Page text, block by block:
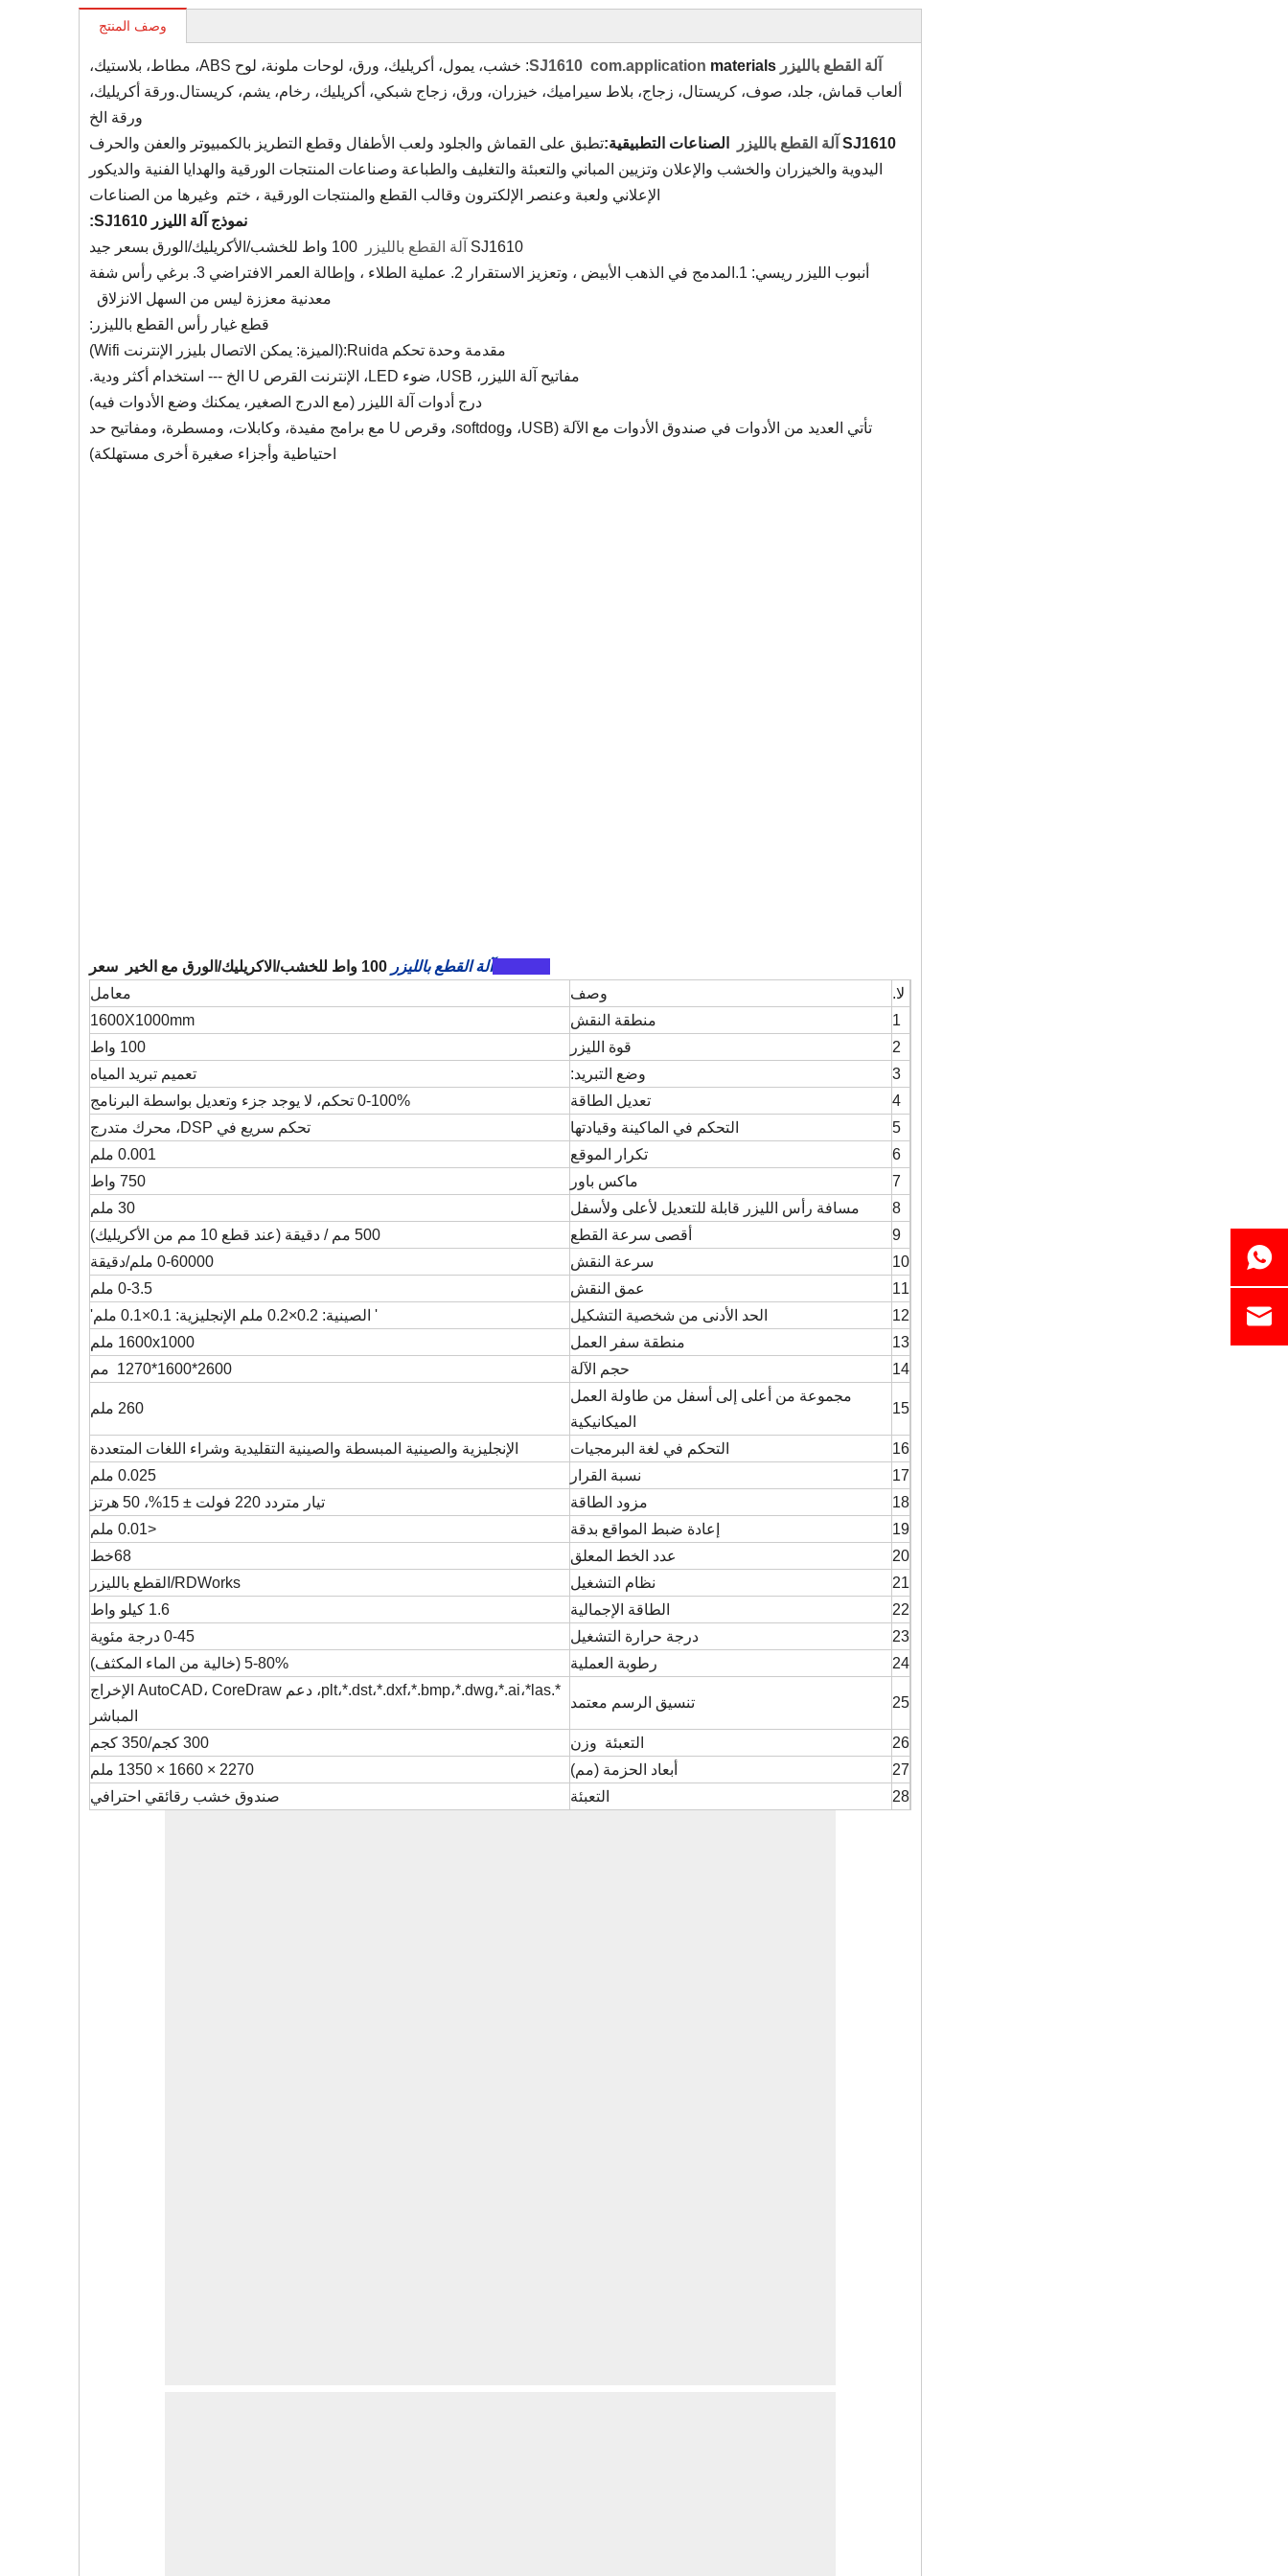
وصف المنتج
آلة القطع بالليزر SJ1610 com.application materials
: خشب، يمول، أكريليك، ورق، لوحات ملونة، لوح ABS، مطاط، بلاستيك،
ألعاب قماش، جلد، صوف، كريستال، زجاج، بلاط سيراميك، خيزران، ورق، زجاج شبكي، أكريليك، رخام، يشم، كريستال.ورقة أكريليك،
ورقة الخ
SJ1610 آلة القطع بالليزر الصناعات التطبيقية:تطبق على القماش والجلود ولعب الأطفال وقطع التطريز بالكمبيوتر والعفن والحرف
اليدوية والخيزران والخشب والإعلان وتزيين المباني والتعبئة والتغليف والطباعة وصناعات المنتجات الورقية والهدايا الفنية والديكور
الإعلاني ولعبة وعنصر الإلكترون وقالب القطع والمنتجات الورقية ، ختم وغيرها من الصناعات
نموذج آلة الليزر SJ1610:
SJ1610 آلة القطع بالليزر
أنبوب الليزر ريسي: 1.
المدمج في الذهب الأبيض ، وتعزيز الاستقرار 2. عملية الطلاء ، وإطالة العمر الافتراضي 3. برغي رأس شفة
معدنية معززة ليس من السهل الانزلاق
قطع غيار رأس القطع بالليزر:
مقدمة وحدة تحكم Ruida:(الميزة: يمكن الاتصال بليزر الإنترنت Wifi)
مفاتيح آلة الليزر، USB، ضوء LED، الإنترنت القرص U الخ --- استخدام أكثر ودية.
درج أدوات آلة الليزر (مع الدرج الصغير، يمكنك وضع الأدوات فيه)
تأتي العديد من الأدوات في صندوق الأدوات مع الآلة (USB، وsoftdog، وقرص U مع برامج مفيدة، وكابلات، ومسطرة، ومفاتيح حد
احتياطية وأجزاء صغيرة أخرى مستهلكة)
آلة القطع بالليزر
لا.
وصف
معامل
1
منطقة النقش
1600X1000mm
2
قوة الليزر
100 واط
3
وضع التبريد:
تعميم تبريد المياه
4
تعديل الطاقة
0-100% تحكم، لا يوجد جزء وتعديل بواسطة البرنامج
5
التحكم في الماكينة وقيادتها
تحكم سريع في DSP، محرك متدرج
6
تكرار الموقع
0.001 ملم
7
ماكس باور
750 واط
8
مسافة رأس الليزر قابلة للتعديل لأعلى ولأسفل
30 ملم
9
أقصى سرعة القطع
500 مم / دقيقة (عند قطع 10 مم من الأكريليك)
10
سرعة النقش
0-60000 ملم/دقيقة
11
عمق النقش
0-3.5 ملم
12
الحد الأدنى من شخصية التشكيل
' الصينية: 0.2×0.2 ملم الإنجليزية: 0.1×0.1 ملم'
13
منطقة سفر العمل
1600x1000 ملم
14
حجم الآلة 2600*1600*1270 مم
15
مجموعة من أعلى إلى أسفل من طاولة العمل
الميكانيكية
260 ملم
16 التحكم في لغة البرمجيات
الإنجليزية والصينية المبسطة والصينية التقليدية وشراء اللغات المتعددة
17
نسبة القرار
0.025 ملم
18
مزود الطاقة
تيار متردد 220 فولت ± 15%، 50 هرتز
19
إعادة ضبط المواقع بدقة
<0.01 ملم
20
عدد الخط المعلق
68خط
21
نظام التشغيل
RDWorks/القطع بالليزر
22
الطاقة الإجمالية
1.6 كيلو واط
23
درجة حرارة التشغيل
0-45 درجة مئوية
24
رطوبة العملية 5-80% (خالية من الماء المكثف)
25 تنسيق الرسم معتمد
*.plt،*.dst،*.dxf،*.bmp،*.dwg،*.ai،*las، دعم AutoCAD، CoreDraw الإخراج
المباشر
26
التعبئة وزن
300 كجم/350 كجم
27
أبعاد الحزمة (مم)
2270 × 1660 × 1350 ملم
28
التعبئة صندوق خشب رقائقي احترافي